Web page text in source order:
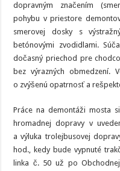
dopravným značením
pohybu v priestore
smerovej dosky s
betónovými zvodidlami.
dočasný priechod pre
bez výrazných obmedzení.
o zvýšenú opatrnosť a
Práce na demontáži mosta
hromadnej dopravy v
a výluka trolejbusovej
hod., kedy bude vypnuté
linka č. 50 už po